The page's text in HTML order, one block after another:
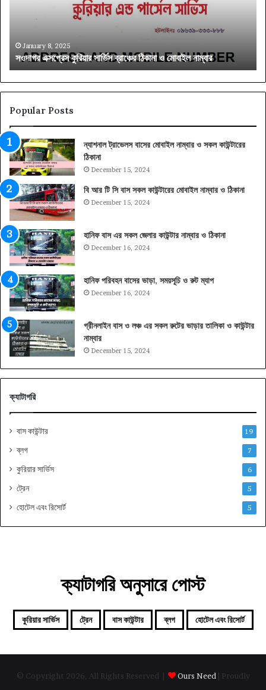
নাম্বারJanuary 8, 2025
সওদাগর এক্সপ্রেস কুরিয়ার সার্ভিস ব্রাঞ্চের ঠিকানা ও মোবাইল নাম্বার
Popular Posts
ন্যাশনাল ট্রাভেলস বাসের মোবাইল নাম্বার ও সকল কাউন্টারের
ঠিকানা
December 15, 2024
বি আর টি সি বাস সকল কাউন্টারের মোবাইল নাম্বার ও ঠিকানা
December 15, 2024
হানিফ বাস এর সকল জেলার কাউন্টার নাম্বার ও ঠিকানা
December 16, 2024
হানিফ পরিবহন বাসের ভাড়া, সময়সূচি ও রুট ম্যাপ
December 16, 2024
গ্রীনলাইন বাস ও লঞ্চ এর সকল রুটের ভাড়ার তালিকা ও কাউন্টার
নাম্বার
December 15, 2024
ক্যাটাগরি
বাস কাউন্টার 19
ব্লগ 7
কুরিয়ার সার্ভিস 6
ট্রেন 5
হোটেল এবং রিসোর্ট 5
ক্যাটাগরি অনুসারে পোস্ট
কুরিয়ার সার্ভিস ট্রেন বাস কাউন্টার ব্লগ হোটেল এবং রিসোর্ট
© Copyright 2026, All Rights Reserved | Ours Need | Proudly